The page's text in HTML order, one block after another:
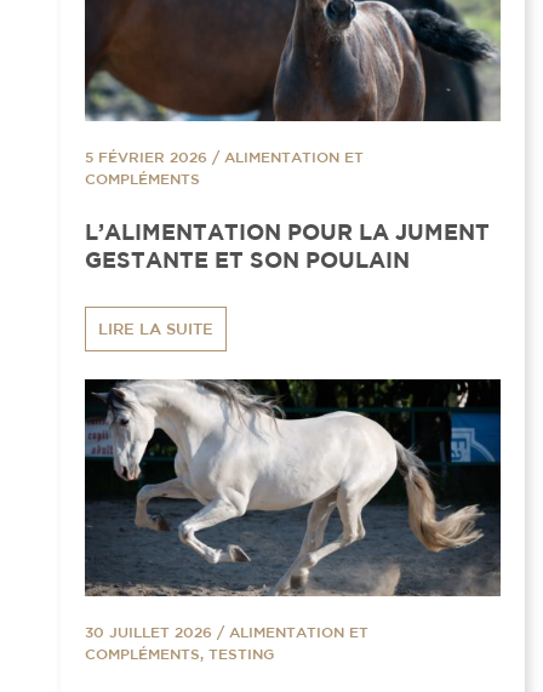
5 FÉVRIER 2026 / ALIMENTATION ET
COMPLÉMENTS
L’ALIMENTATION POUR LA JUMENT
GESTANTE ET SON POULAIN
LIRE LA SUITE
30 JUILLET 2026 / ALIMENTATION ET
COMPLÉMENTS, TESTING